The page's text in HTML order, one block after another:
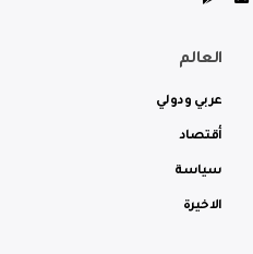
العالم
عربي ودولي
أقتصاد
سياسة
الاخيرة